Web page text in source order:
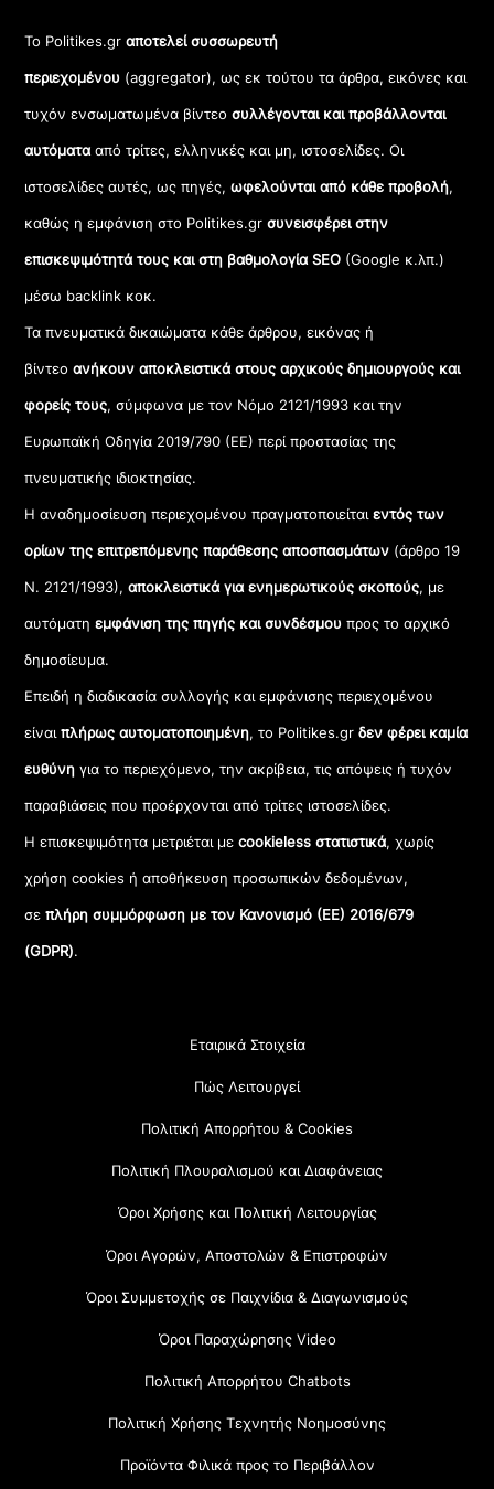
Το Politikes.grαποτελεί συσσωρευτή
περιεχομένου (aggregator), ως εκ τούτου τα άρθρα, εικόνες και
τυχόν ενσωματωμένα βίντεοσυλλέγονται και προβάλλονται
αυτόματααπό τρίτες, ελληνικές και μη, ιστοσελίδες. Οι
ιστοσελίδες αυτές, ως πηγές,ωφελούνται από κάθε προβολή,
καθώς η εμφάνιση στο Politikes.gr συνεισφέρει στην
επισκεψιμότητά τους και στη βαθμολογία SEO (Google κ.λπ.)
μέσω backlink κοκ.
Τα πνευματικά δικαιώματα κάθε άρθρου, εικόνας ή
βίντεοανήκουν αποκλειστικά στους αρχικούς δημιουργούς και
φορείς τους, σύμφωνα με τον Νόμο 2121/1993 και την
Ευρωπαϊκή Οδηγία 2019/790 (ΕΕ) περί προστασίας της
πνευματικής ιδιοκτησίας.
Η αναδημοσίευση περιεχομένου πραγματοποιείταιεντός των
ορίων της επιτρεπόμενης παράθεσης αποσπασμάτων (άρθρο 19
Ν. 2121/1993), αποκλειστικά για ενημερωτικούς σκοπούς, με
αυτόματηεμφάνιση της πηγής και συνδέσμου προς το αρχικό
δημοσίευμα.
Επειδή η διαδικασία συλλογής και εμφάνισης περιεχομένου
είναιπλήρως αυτοματοποιημένη, το Politikes.grδεν φέρει καμία
ευθύνη για το περιεχόμενο, την ακρίβεια, τις απόψεις ή τυχόν
παραβιάσεις που προέρχονται από τρίτες ιστοσελίδες.
Η επισκεψιμότητα μετριέται μεcookieless στατιστικά, χωρίς
χρήση cookies ή αποθήκευση προσωπικών δεδομένων,
σεπλήρη συμμόρφωση με τον Κανονισμό (ΕΕ) 2016/679
(GDPR).
Εταιρικά Στοιχεία
Πώς Λειτουργεί
Πολιτική Απορρήτου & Cookies
Πολιτική Πλουραλισμού και Διαφάνειας
Όροι Χρήσης και Πολιτική Λειτουργίας
Όροι Αγορών, Αποστολών & Επιστροφών
Όροι Συμμετοχής σε Παιχνίδια & Διαγωνισμούς
Όροι Παραχώρησης Video
Πολιτική Απορρήτου Chatbots
Πολιτική Χρήσης Τεχνητής Νοημοσύνης
Προϊόντα Φιλικά προς το Περιβάλλον